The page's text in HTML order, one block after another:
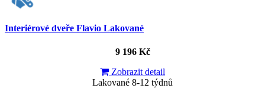
Interiérové dveře Flavio Lakované
9 196 Kč
Zobrazit detail
Lakované 8-12 týdnů